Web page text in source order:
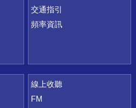
交通指引
頻率資訊
線上收聽
FM